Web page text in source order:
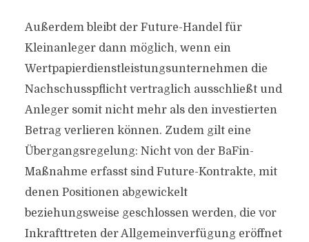
Außerdem bleibt der Future-Handel für
Kleinanleger dann möglich, wenn ein
Wertpapierdienstleistungsunternehmen die
Nachschusspflicht vertraglich ausschließt und
Anleger somit nicht mehr als den investierten
Betrag verlieren können. Zudem gilt eine
Übergangsregelung: Nicht von der BaFin-
Maßnahme erfasst sind Future-Kontrakte, mit
denen Positionen abgewickelt
beziehungsweise geschlossen werden, die vor
Inkrafttreten der Allgemeinverfügung eröffnet